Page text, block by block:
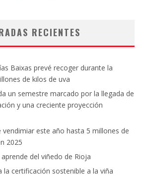
RECIENTES
Baixas prevé recoger durante la
de kilos de uva
un semestre marcado por la llegada de
y una creciente proyección
vendimiar este año hasta 5 millones de
2025
del viñedo de Rioja
la certificación sostenible a la viña